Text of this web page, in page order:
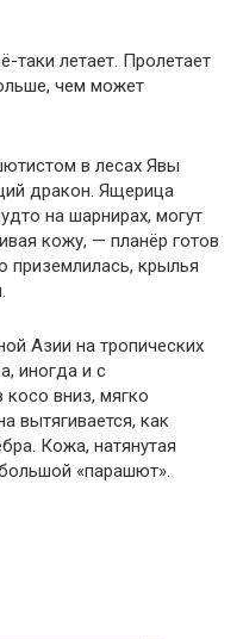
таки летает. Пролетает
чем может
в лесах Явы
дракон. Ящерица
на шарнирах, могут
кожу, — планёр готов
приземлилась, крылья
Азии на тропических
иногда и с
косо вниз, мягко
вытягивается, как
Кожа, натянутая
«парашют».